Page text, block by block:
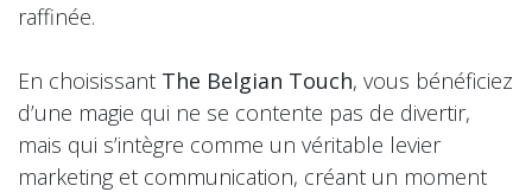
raffinée.
En choisissant The Belgian Touch, vous bénéficiez
d’une magie qui ne se contente pas de divertir,
mais qui s’intègre comme un véritable levier
marketing et communication, créant un moment